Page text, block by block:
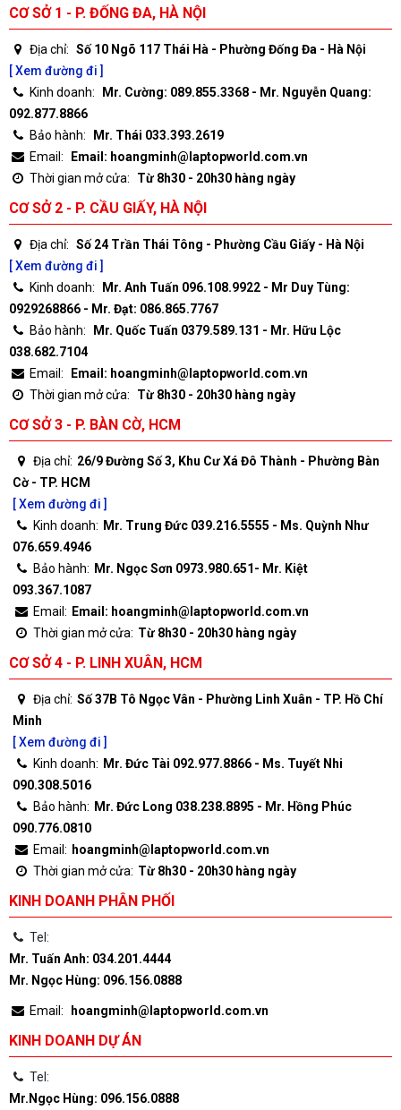
CƠ SỞ 1 - P. ĐỐNG ĐA, HÀ NỘI
Địa chỉ: Số 10 Ngõ 117 Thái Hà - Phường Đống Đa - Hà Nội
[ Xem đường đi ]
Kinh doanh:
Mr. Cường: 089.855.3368 - Mr. Nguyễn Quang:
092.877.8866
Bảo hành:
Mr. Thái 033.393.2619
Email:
Email: hoangminh@laptopworld.com.vn
Thời gian mở cửa:
Từ 8h30 - 20h30 hàng ngày
CƠ SỞ 2 - P. CẦU GIẤY, HÀ NỘI
Địa chỉ: Số 24 Trần Thái Tông - Phường Cầu Giấy - Hà Nội
[ Xem đường đi ]
Kinh doanh:
Mr. Anh Tuấn 096.108.9922 - Mr Duy Tùng:
0929268866 - Mr. Đạt: 086.865.7767
Bảo hành:
Mr. Quốc Tuấn 0379.589.131 - Mr. Hữu Lộc
038.682.7104
Email:
Email: hoangminh@laptopworld.com.vn
Thời gian mở cửa:
Từ 8h30 - 20h30 hàng ngày
CƠ SỞ 3 - P. BÀN CỜ, HCM
Địa chỉ: 26/9 Đường Số 3, Khu Cư Xá Đô Thành - Phường Bàn
Cờ - TP. HCM
[ Xem đường đi ]
Kinh doanh: Mr. Trung Đức 039.216.5555 - Ms. Quỳnh Như
076.659.4946
Bảo hành: Mr. Ngọc Sơn 0973.980.651- Mr. Kiệt
093.367.1087
Email: Email: hoangminh@laptopworld.com.vn
Thời gian mở cửa: Từ 8h30 - 20h30 hàng ngày
CƠ SỞ 4 - P. LINH XUÂN, HCM
Địa chỉ: Số 37B Tô Ngọc Vân - Phường Linh Xuân - TP. Hồ Chí
Minh
[ Xem đường đi ]
Kinh doanh: Mr. Đức Tài 092.977.8866 - Ms. Tuyết Nhi
090.308.5016
Bảo hành: Mr. Đức Long 038.238.8895 - Mr. Hồng Phúc
090.776.0810
Email: hoangminh@laptopworld.com.vn
Thời gian mở cửa: Từ 8h30 - 20h30 hàng ngày
KINH DOANH PHÂN PHỐI
Tel:
Mr. Tuấn Anh: 034.201.4444
Mr. Ngọc Hùng: 096.156.0888
Email: hoangminh@laptopworld.com.vn
KINH DOANH DỰ ÁN
Tel:
Mr.Ngọc Hùng: 096.156.0888